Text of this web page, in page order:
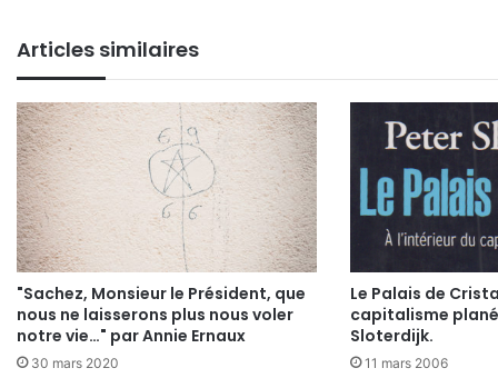
Articles similaires
"Sachez, Monsieur le Président, que
nous ne laisserons plus nous voler
notre vie…" par Annie Ernaux
30 mars 2020
Le Palais de
capitalisme
Sloterdijk.
11 mars 2006